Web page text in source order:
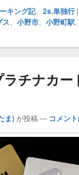
キング記、 2s.単独行 |
ス 小野市 小野町駅
ラチナカ
ま)が投稿 — コメン